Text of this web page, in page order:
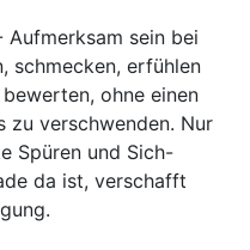
sein bei
schmecken, erfühlen
ohne einen
zu verschwenden. Nur
Spüren und Sich-
da ist, verschafft